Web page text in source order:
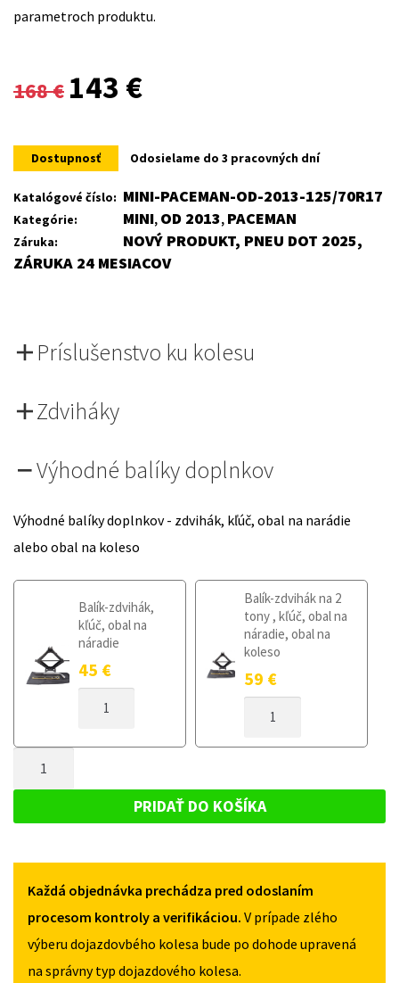
parametroch produktu.
168€
Original
was:
168 €.
143 €
is:
143 €.
Dostupnosť Odosielame do 3 pracovných dní
Katalógové číslo: MINI-PACEMAN-OD-2013-125/70R17
Kategórie: MINI, OD 2013, PACEMAN
Záruka:
NOVÝ PRODUKT, PNEU DOT 2025,
ZÁRUKA 24 MESIACOV
Príslušenstvo ku kolesu
Zdviháky
Výhodné balíky doplnkov
Výhodné balíky doplnkov - zdvihák, kľúč, obal na narádie
alebo obal na koleso
Balík-zdvihák,
kľúč, obal na
náradie
45 €
DOJAZDOVÉ
MINI
OD
125/70R17
Balík-zdvihák na 2
tony , kľúč, obal na
náradie, obal na
koleso
59 €
DOJAZDOVÉ
OD
2013
MINI
2013
125/70R17
5X120
PRIDAŤ DO KOŠÍKA
Každá objednávka prechádza pred odoslaním
procesom kontroly a verifikáciou. V prípade zlého
výberu dojazdovbého kolesa bude po dohode upravená
na správny typ dojazdového kolesa.